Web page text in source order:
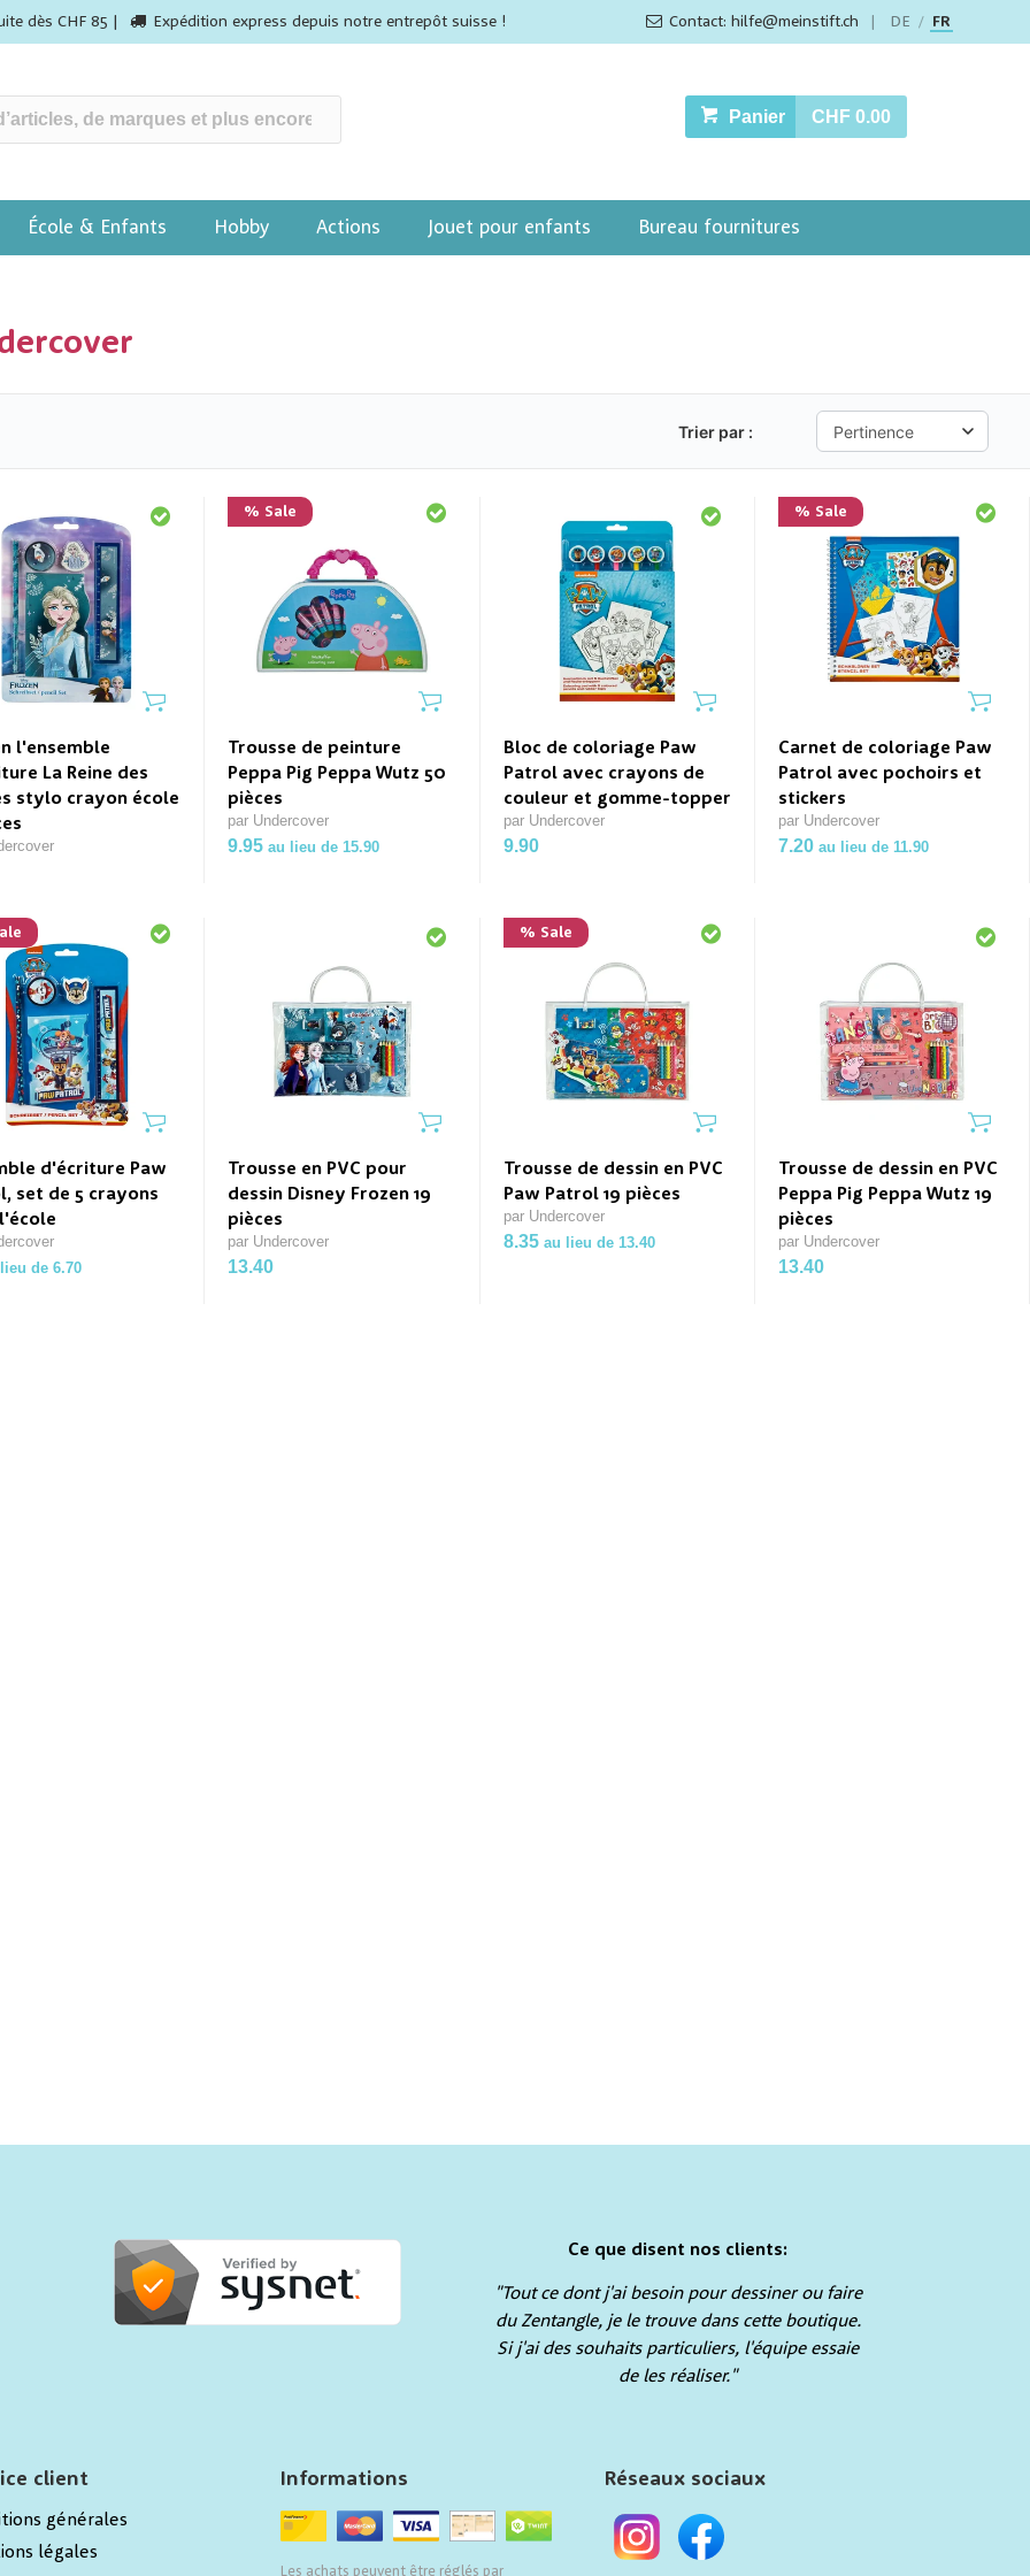
dès CHF 85 | Expédition express depuis notre entrepôt suisse ! Contact: hilfe@meinstift.ch DE / FR
Panier CHF 0.00
École & Enfants Hobby Actions Jouet pour enfants Bureau fournitures
Trier par :
l'ensemble
La Reine des
stylo crayon école
% Sale
Trousse de peinture
Peppa Pig Peppa Wutz 50
pièces
par Undercover
9.95au lieu de 15.90
Bloc de coloriage Paw
Patrol avec crayons de
couleur et gomme-topper
par Undercover
9.90
% Sale
Carnet de coloriage Paw
Patrol avec pochoirs et
stickers
par Undercover
7.20 au lieu de 11.90
d'écriture Paw
set de 5 crayons
de 6.70
Trousse en PVC pour
dessin Disney Frozen 19
pièces
par Undercover
13.40
% Sale
Trousse de dessin en PVC
Paw Patrol 19 pièces
par Undercover
8.35 au lieu de 13.40
Trousse de dessin en PVC
Peppa Pig Peppa Wutz 19
pièces
par Undercover
13.40
Ce que disent nos clients:
"Tout ce dont j'ai besoin pour dessiner ou faire
du Zentangle, je le trouve dans cette boutique.
Si j'ai des souhaits particuliers, l'équipe essaie
de les réaliser."
client
générales
légales
Informations
Les achats peuvent être réglés par
Réseaux sociaux